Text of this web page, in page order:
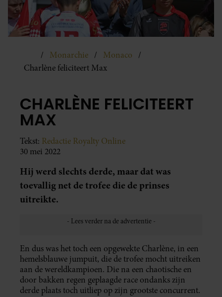
Monarchie
Monaco
Charlène feliciteert Max
CHARLÈNE FELICITEERT
MAX
Tekst: Redactie Royalty Online
30 mei 2022
Hij werd slechts derde, maar dat was
toevallig net de trofee die de prinses
uitreikte.
En dus was het toch een opgewekte Charlène, in een
hemelsblauwe jumpuit, die de trofee mocht uitreiken
aan de wereldkampioen. Die na een chaotische en
door bakken regen geplaagde race ondanks zijn
derde plaats toch uitliep op zijn grootste concurrent.